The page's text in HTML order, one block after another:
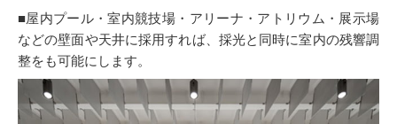
■屋内プール・室内競技場・アリーナ・アトリウム・展示場
などの壁面や天井に採用すれば、採光と同時に室内の残響調
整をも可能にします。